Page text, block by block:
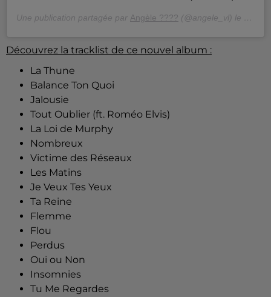
Une publication partagée par Angèle ???? (@angele_vl) le 9
Découvrez la tracklist de ce nouvel album :
La Thune
Balance Ton Quoi
Jalousie
Tout Oublier (ft. Roméo Elvis)
La Loi de Murphy
Nombreux
Victime des Réseaux
Les Matins
Je Veux Tes Yeux
Ta Reine
Flemme
Flou
Perdus
Oui ou Non
Insomnies
Tu Me Regardes